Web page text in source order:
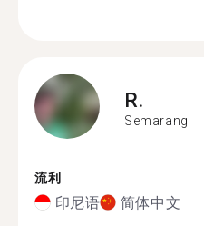
R.
Semarang
流利
印尼语 简体中文